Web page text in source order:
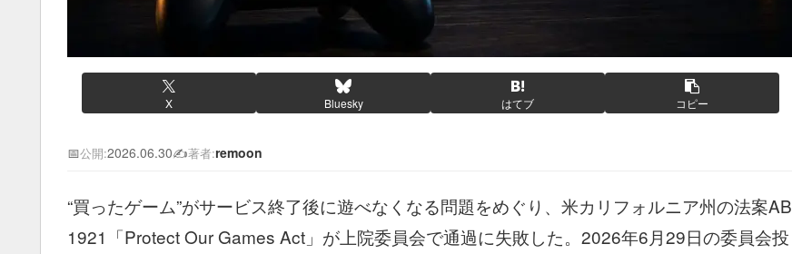
X Bluesky はてブ コピー
📅公開:2026.06.30✍️著者:remoon
“買ったゲーム”がサービス終了後に遊べなくなる問題をめぐり、米カリフォルニア州の法案AB
1921「Protect Our Games Act」が上院委員会で通過に失敗した。2026年6月29日の委員会投